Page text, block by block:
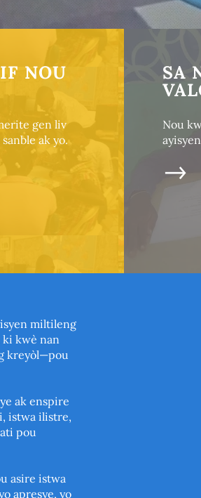
NOU
gen liv
ak yo.
SA
Nou
miltileng
ki kwè nan
kreyòl—pou
ak enspire
istwa ilistre,
pou
asire istwa
apresye, yo